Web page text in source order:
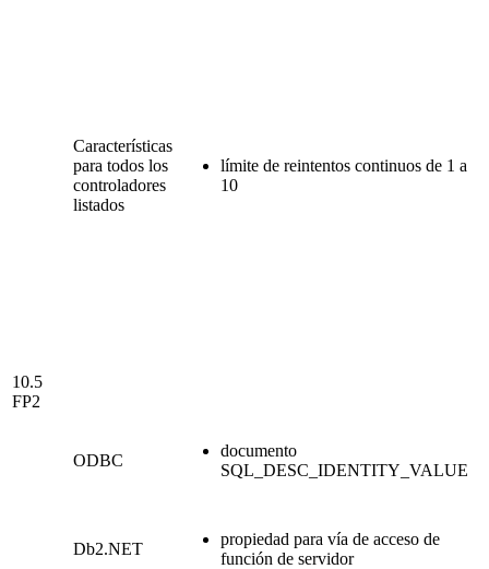
10.5
FP2
Características
para todos los
controladores
listados
límite de reintentos continuos de 1 a
10
ODBC
documento
SQL_DESC_IDENTITY_VALUE
Db2.NET
propiedad para vía de acceso de
función de servidor